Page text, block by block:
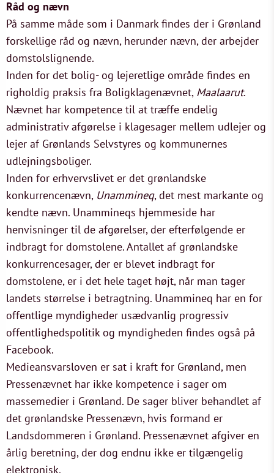
Råd og nævn
På samme måde som i Danmark findes der i Grønland
forskellige råd og nævn, herunder nævn, der arbejder
domstolslignende.
Inden for det bolig- og lejeretlige område findes en
righoldig praksis fra Boligklagenævnet, Maalaarut.
Nævnet har kompetence til at træffe endelig
administrativ afgørelse i klagesager mellem udlejer og
lejer af Grønlands Selvstyres og kommunernes
udlejningsboliger.
Inden for erhvervslivet er det grønlandske
konkurrencenævn, Unammineq, det mest markante og
kendte nævn. Unammineqs hjemmeside har
henvisninger til de afgørelser, der efterfølgende er
indbragt for domstolene. Antallet af grønlandske
konkurrencesager, der er blevet indbragt for
domstolene, er i det hele taget højt, når man tager
landets størrelse i betragtning. Unammineq har en for
offentlige myndigheder usædvanlig progressiv
offentlighedspolitik og myndigheden findes også på
Facebook.
Medieansvarsloven er sat i kraft for Grønland, men
Pressenævnet har ikke kompetence i sager om
massemedier i Grønland. De sager bliver behandlet af
det grønlandske Pressenævn, hvis formand er
Landsdommeren i Grønland. Pressenævnet afgiver en
årlig beretning, der dog endnu ikke er tilgængelig
elektronisk.